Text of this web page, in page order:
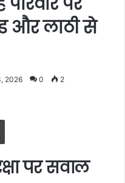
और लाठी से
2026 0 2
पर सवाल